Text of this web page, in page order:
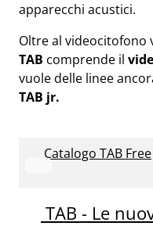
apparecchi acustici.
Oltre al videocitofono
TAB comprende il
vuole delle linee
TAB jr.
Catalogo TAB Free
TAB - Le